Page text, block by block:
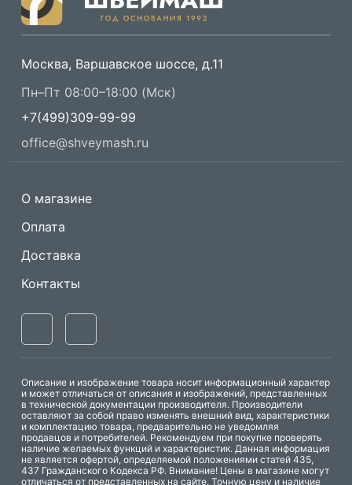
Москва, Варшавское шоссе, д.11
Пн–Пт 08:00–18:00 (Мск)
+7(499)309-99-99
office@shveymash.ru
О магазине
Оплата
Доставка
Контакты
Описание и изображение товара носит информационный характер
и может отличаться от описания и изображений, представленных
в технической документации производителя. Производители
оставляют за собой право изменять внешний вид, характеристики
и комплектацию товара, предварительно не уведомляя
продавцов и потребителей. Рекомендуем при покупке проверять
наличие желаемых функций и характеристик. Данная информация
не является офертой, определяемой положениями статей 435,
437 Гражданского Кодекса РФ. Внимание! Цены в магазине могут
отличаться от представленных на сайте. Точную цену и наличие